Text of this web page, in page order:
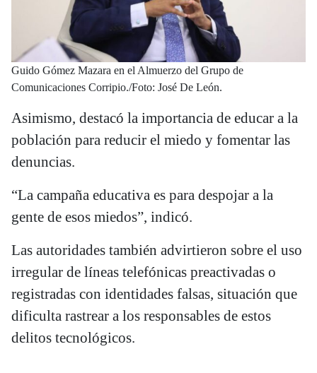
Guido Gómez Mazara en el Almuerzo del Grupo de
Comunicaciones Corripio./Foto: José De León.
Asimismo, destacó la importancia de educar a la
población para reducir el miedo y fomentar las
denuncias.
“La campaña educativa es para despojar a la
gente de esos miedos”, indicó.
Las autoridades también advirtieron sobre el uso
irregular de líneas telefónicas preactivadas o
registradas con identidades falsas, situación que
dificulta rastrear a los responsables de estos
delitos tecnológicos.